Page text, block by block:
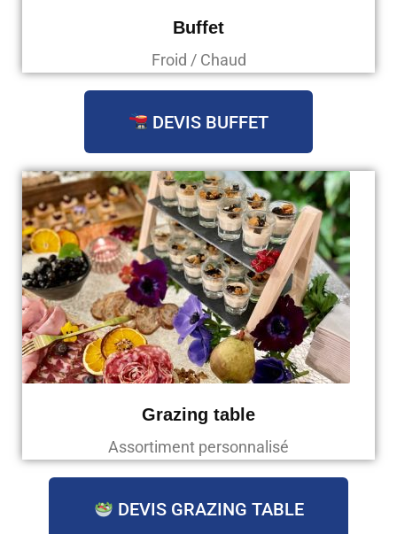
Buffet
Froid / Chaud
DEVIS BUFFET
Grazing table
Assortiment personnalisé
DEVIS GRAZING TABLE